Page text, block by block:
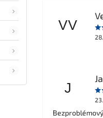
VV
J